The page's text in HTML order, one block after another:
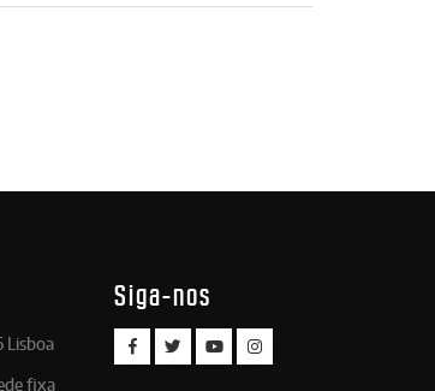
Lisboa
fixa
Siga-nos